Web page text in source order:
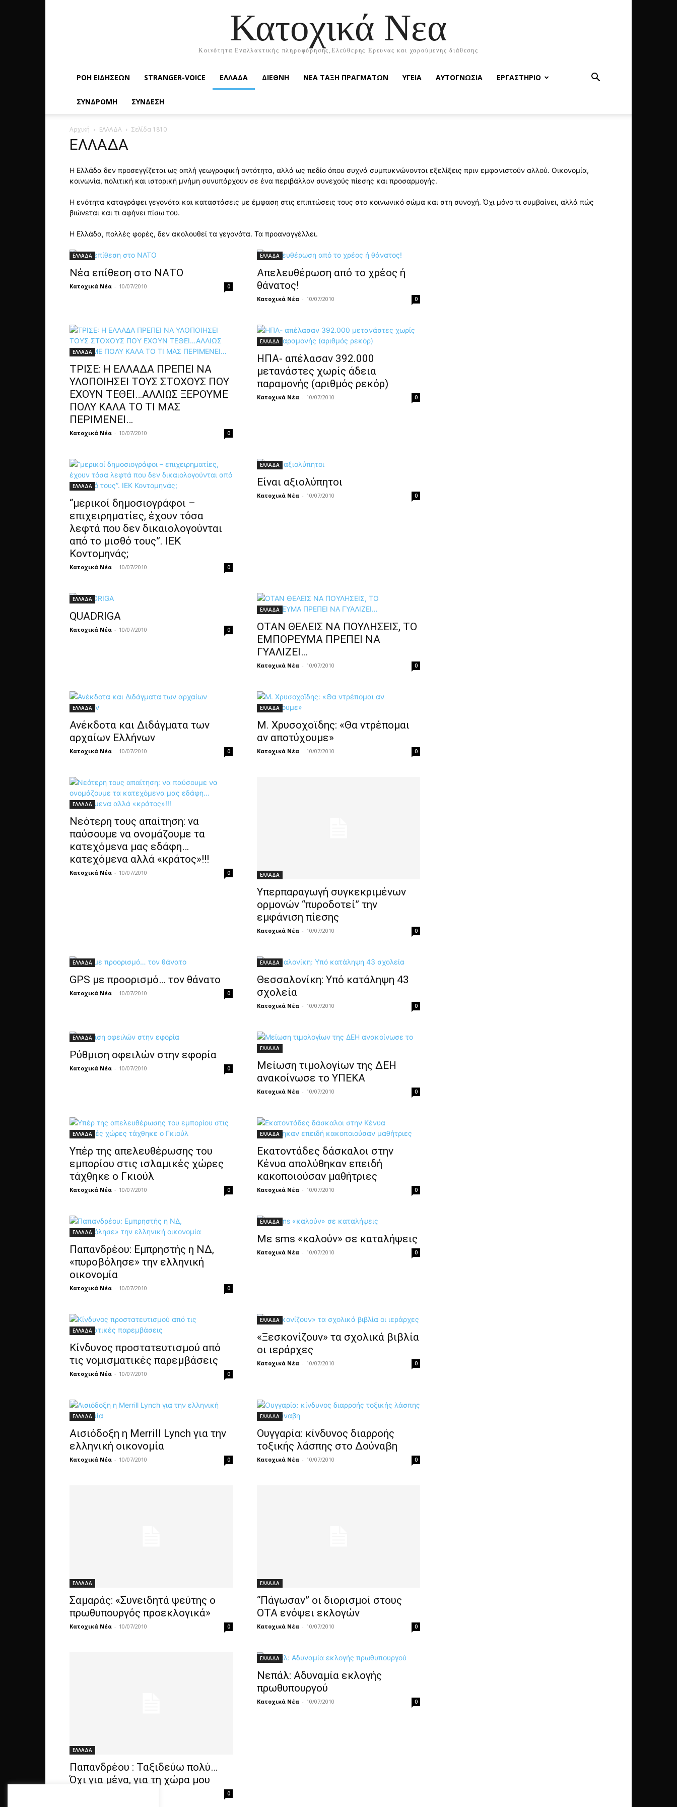
Κατοχικά Νεα
Κοινότητα Εναλλακτικής πληροφόρησης,Ελεύθερης Ερευνας και χαρούμενης διάθεσης
ΡΟΉ ΕΙΔΉΣΕΩΝ STRANGER-VOICE ΕΛΛΑΔΑ ΔΙΕΘΝΗ ΝΕΑ ΤΑΞΗ ΠΡΑΓΜΑΤΩΝ ΥΓΕΙΑ ΑΥΤΟΓΝΩΣΙΑ ΕΡΓΑΣΤΗΡΙΟ
ΣΥΝΔΡΟΜΗ ΣΥΝΔΕΣΗ
Αρχική ΕΛΛΑΔΑ Σελίδα 1810
ΕΛΛΑΔΑ
Η Ελλάδα δεν προσεγγίζεται ως απλή γεωγραφική οντότητα, αλλά ως πεδίο όπου συχνά συμπυκνώνονται εξελίξεις πριν εμφανιστούν αλλού. Οικονομία,
κοινωνία, πολιτική και ιστορική μνήμη συνυπάρχουν σε ένα περιβάλλον συνεχούς πίεσης και προσαρμογής.
Η ενότητα καταγράφει γεγονότα και καταστάσεις με έμφαση στις επιπτώσεις τους στο κοινωνικό σώμα και στη συνοχή. Όχι μόνο τι συμβαίνει, αλλά πώς
βιώνεται και τι αφήνει πίσω του.
Η Ελλάδα, πολλές φορές, δεν ακολουθεί τα γεγονότα. Τα προαναγγέλλει.
ΕΛΛΑΔΑ
Νέα επίθεση στο ΝΑΤΟ
Κατοχικά Νέα - 10/07/2010 0
ΕΛΛΑΔΑ
Απελευθέρωση από το χρέος ή
θάνατος!
Κατοχικά Νέα - 10/07/2010 0
ΕΛΛΑΔΑ
ΤΡΙΣΕ: Η ΕΛΛΑΔΑ ΠΡΕΠΕΙ ΝΑ
ΥΛΟΠΟΙΗΣΕΙ ΤΟΥΣ ΣΤΟΧΟΥΣ ΠΟΥ
ΕΧΟΥΝ ΤΕΘΕΙ…ΑΛΛΙΩΣ ΞΕΡΟΥΜΕ
ΠΟΛΥ ΚΑΛΑ ΤΟ ΤΙ ΜΑΣ
ΠΕΡΙΜΕΝΕΙ…
Κατοχικά Νέα - 10/07/2010 0
ΕΛΛΑΔΑ
ΗΠΑ- απέλασαν 392.000
μετανάστες χωρίς άδεια
παραμονής (αριθμός ρεκόρ)
Κατοχικά Νέα - 10/07/2010 0
ΕΛΛΑΔΑ
“μερικοί δημοσιογράφοι –
επιχειρηματίες, έχουν τόσα
λεφτά που δεν δικαιολογούνται
από το μισθό τους”. ΙΕΚ
Κοντομηνάς;
Κατοχικά Νέα - 10/07/2010 0
ΕΛΛΑΔΑ
Είναι αξιολύπητοι
Κατοχικά Νέα - 10/07/2010 0
ΕΛΛΑΔΑ
QUADRIGA
Κατοχικά Νέα - 10/07/2010 0
ΕΛΛΑΔΑ
ΟΤΑΝ ΘΕΛΕΙΣ ΝΑ ΠΟΥΛΗΣΕΙΣ, ΤΟ
ΕΜΠΟΡΕΥΜΑ ΠΡΕΠΕΙ ΝΑ
ΓΥΑΛΙΖΕΙ…
Κατοχικά Νέα - 10/07/2010 0
ΕΛΛΑΔΑ
Ανέκδοτα και Διδάγματα των
αρχαίων Ελλήνων
Κατοχικά Νέα - 10/07/2010 0
ΕΛΛΑΔΑ
Μ. Χρυσοχοϊδης: «Θα ντρέπομαι
αν αποτύχουμε»
Κατοχικά Νέα - 10/07/2010 0
ΕΛΛΑΔΑ
Νεότερη τους απαίτηση: να
παύσουμε να ονομάζουμε τα
κατεχόμενα μας εδάφη…
κατεχόμενα αλλά «κράτος»!!!
Κατοχικά Νέα - 10/07/2010 0 ΕΛΛΑΔΑ
Υπερπαραγωγή συγκεκριμένων
ορμονών “πυροδοτεί” την
εμφάνιση πίεσης
Κατοχικά Νέα - 10/07/2010 0
ΕΛΛΑΔΑ
GPS με προορισμό… τον θάνατο
Κατοχικά Νέα - 10/07/2010 0
ΕΛΛΑΔΑ
Θεσσαλονίκη: Υπό κατάληψη 43
σχολεία
Κατοχικά Νέα - 10/07/2010 0
ΕΛΛΑΔΑ
Ρύθμιση οφειλών στην εφορία
Κατοχικά Νέα - 10/07/2010 0
ΕΛΛΑΔΑ
Μείωση τιμολογίων της ΔΕΗ
ανακοίνωσε το ΥΠΕΚΑ
Κατοχικά Νέα - 10/07/2010 0
ΕΛΛΑΔΑ
Υπέρ της απελευθέρωσης του
εμπορίου στις ισλαμικές χώρες
τάχθηκε ο Γκιούλ
Κατοχικά Νέα - 10/07/2010 0
ΕΛΛΑΔΑ
Εκατοντάδες δάσκαλοι στην
Κένυα απολύθηκαν επειδή
κακοποιούσαν μαθήτριες
Κατοχικά Νέα - 10/07/2010 0
ΕΛΛΑΔΑ
Παπανδρέου: Εμπρηστής η ΝΔ,
«πυροβόλησε» την ελληνική
οικονομία
Κατοχικά Νέα - 10/07/2010 0
ΕΛΛΑΔΑ
Με sms «καλούν» σε καταλήψεις
Κατοχικά Νέα - 10/07/2010 0
ΕΛΛΑΔΑ
Κίνδυνος προστατευτισμού από
τις νομισματικές παρεμβάσεις
Κατοχικά Νέα - 10/07/2010 0
ΕΛΛΑΔΑ
«Ξεσκονίζουν» τα σχολικά βιβλία
οι ιεράρχες
Κατοχικά Νέα - 10/07/2010 0
ΕΛΛΑΔΑ
Αισιόδοξη η Merrill Lynch για την
ελληνική οικονομία
Κατοχικά Νέα - 10/07/2010 0
ΕΛΛΑΔΑ
Ουγγαρία: κίνδυνος διαρροής
τοξικής λάσπης στο Δούναβη
Κατοχικά Νέα - 10/07/2010 0
ΕΛΛΑΔΑ
Σαμαράς: «Συνειδητά ψεύτης ο
πρωθυπουργός προεκλογικά»
Κατοχικά Νέα - 10/07/2010 0
ΕΛΛΑΔΑ
“Πάγωσαν” οι διορισμοί στους
ΟΤΑ ενόψει εκλογών
Κατοχικά Νέα - 10/07/2010 0
ΕΛΛΑΔΑ
Παπανδρέου : Ταξιδεύω πολύ…
Όχι για μένα, για τη χώρα μου
0
ΕΛΛΑΔΑ
Νεπάλ: Αδυναμία εκλογής
πρωθυπουργού
Κατοχικά Νέα - 10/07/2010 0